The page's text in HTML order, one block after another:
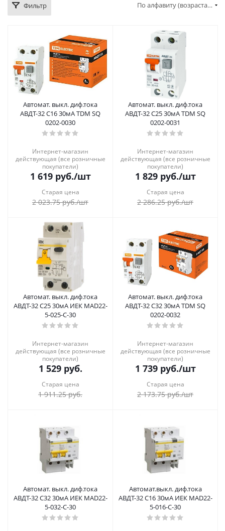
Фильтр По алфавиту (возрастание)
Автомат. выкл. диф.тока
АВДТ-32 С16 30мА TDM SQ
0202-0030
Интернет-магазин
действующая (все розничные
покупатели)
1 619руб./шт
Старая цена
2 023.75руб./шт
Автомат. выкл. диф.тока
АВДТ-32 С25 30мА TDM SQ
0202-0031
Интернет-магазин
действующая (все розничные
покупатели)
1 829руб./шт
Старая цена
2 286.25руб./шт
Автомат. выкл. диф.тока
АВДТ-32 С25 30мА ИЕК MAD22-
5-025-C-30
Интернет-магазин
действующая (все розничные
покупатели)
1 529руб.
Старая цена
1 911.25руб.
Автомат. выкл. диф.тока
АВДТ-32 С32 30мА TDM SQ
0202-0032
Интернет-магазин
действующая (все розничные
покупатели)
1 739руб./шт
Старая цена
2 173.75руб./шт
Автомат. выкл. диф.тока
АВДТ-32 С32 30мА ИЕК MAD22-
5-032-C-30
Автомат.выкл. диф.тока
АВДТ-32 С16 30мА ИЕК MAD22-
5-016-C-30